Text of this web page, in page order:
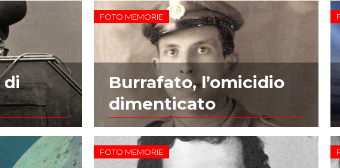
di
FOTO MEMORIE
Burrafato, l’omicidio
dimenticato
FOTO MEMORIE